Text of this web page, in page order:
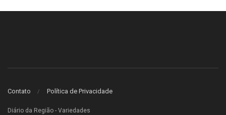
Contato Política de Privacidade
Diário da Região - Variedades